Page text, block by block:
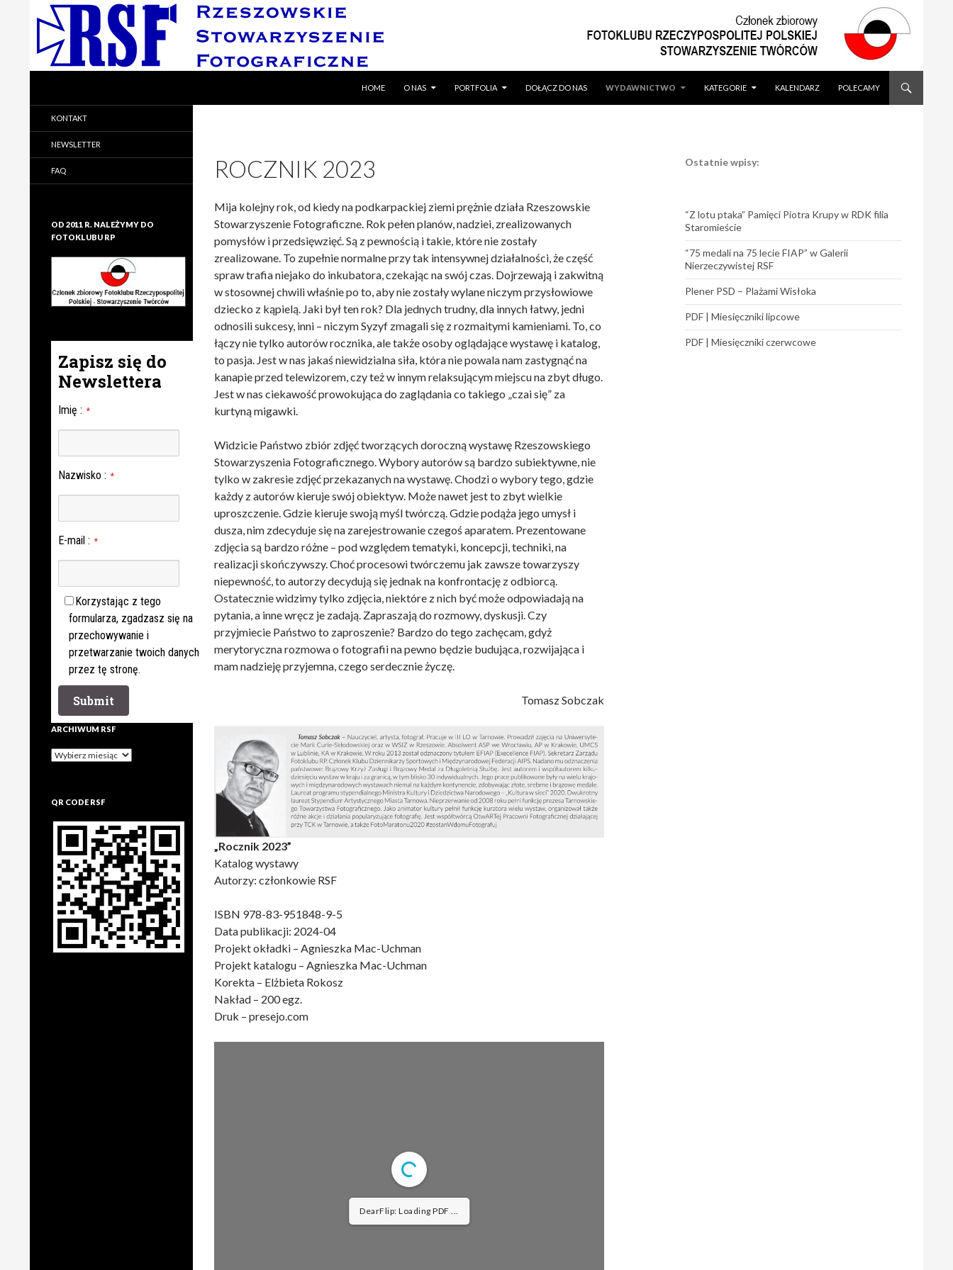
HOME
O NAS PORTFOLIA DOŁĄCZ DO NAS WYDAWNICTWO KATEGORIE KALENDARZ POLECAMY
ROCZNIK 2023
Mija kolejny rok, od kiedy na podkarpackiej ziemi prężnie działa Rzeszowskie
Stowarzyszenie Fotograficzne. Rok pełen planów, nadziei, zrealizowanych
pomysłów i przedsięwzięć. Są z pewnością i takie, które nie zostały
zrealizowane. To zupełnie normalne przy tak intensywnej działalności, że część
spraw trafia niejako do inkubatora, czekając na swój czas. Dojrzewają i zakwitną
w stosownej chwili właśnie po to, aby nie zostały wylane niczym przysłowiowe
dziecko z kąpielą. Jaki był ten rok? Dla jednych trudny, dla innych łatwy, jedni
odnosili sukcesy, inni – niczym Syzyf zmagali się z rozmaitymi kamieniami. To, co
łączy nie tylko autorów rocznika, ale także osoby oglądające wystawę i katalog,
to pasja. Jest w nas jakaś niewidzialna siła, która nie powala nam zastygnąć na
kanapie przed telewizorem, czy też w innym relaksującym miejscu na zbyt długo.
Jest w nas ciekawość prowokująca do zaglądania co takiego „czai się” za
kurtyną migawki.
Widzicie Państwo zbiór zdjęć tworzących doroczną wystawę Rzeszowskiego
Stowarzyszenia Fotograficznego. Wybory autorów są bardzo subiektywne, nie
tylko w zakresie zdjęć przekazanych na wystawę. Chodzi o wybory tego, gdzie
każdy z autorów kieruje swój obiektyw. Może nawet jest to zbyt wielkie
uproszczenie. Gdzie kieruje swoją myśl twórczą. Gdzie podąża jego umysł i
dusza, nim zdecyduje się na zarejestrowanie czegoś aparatem. Prezentowane
zdjęcia są bardzo różne – pod względem tematyki, koncepcji, techniki, na
realizacji skończywszy. Choć procesowi twórczemu jak zawsze towarzyszy
niepewność, to autorzy decydują się jednak na konfrontację z odbiorcą.
Ostatecznie widzimy tylko zdjęcia, niektóre z nich być może odpowiadają na
pytania, a inne wręcz je zadają. Zapraszają do rozmowy, dyskusji. Czy
przyjmiecie Państwo to zaproszenie? Bardzo do tego zachęcam, gdyż
merytoryczna rozmowa o fotografii na pewno będzie budująca, rozwijająca i
mam nadzieję przyjemna, czego serdecznie życzę.
Tomasz Sobczak
„Rocznik 2023”
Katalog wystawy
Autorzy: członkowie RSF
ISBN 978-83-951848-9-5
Data publikacji: 2024-04
Projekt okładki – Agnieszka Mac-Uchman
Projekt katalogu – Agnieszka Mac-Uchman
Korekta – Elżbieta Rokosz
Nakład – 200 egz.
Druk – presejo.com
DearFlip: Loading PDF ...
Ostatnie wpisy:
“Z lotu ptaka” Pamięci Piotra Krupy w RDK filia
Staromieście
“75 medali na 75 lecie FIAP” w Galerii
Nierzeczywistej RSF
Plener PSD – Plażami Wisłoka
PDF | Miesięczniki lipcowe
PDF | Miesięczniki czerwcowe
Rzeszowskie Stowarzyszenie
Fotograficzne
KONTAKT
NEWSLETTER
FAQ
OD 2011 R. NALEŻYMY DO
FOTOKLUBU RP
Zapisz się do
Newslettera
Imię : *
Nazwisko : *
E-mail : *
Korzystając z tego
formularza, zgadzasz się na
przechowywanie i
przetwarzanie twoich danych
przez tę stronę.
ARCHIWUM RSF
Archiwum
QR CODE RSF